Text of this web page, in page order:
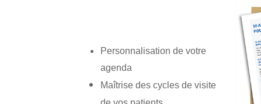
Personnalisation de votre
agenda
Maîtrise des cycles de visite